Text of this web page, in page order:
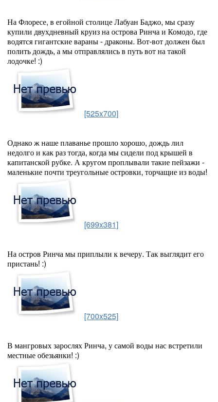
На Флоресе, в егойной столице Лабуан Баджо, мы сразу
купили двухдневный круиз на острова Ринча и Комодо, где
водятся гигантские вараны - драконы. Вот-вот должен был
полить дождь, а мы отправлялись в путь вот на такой
лодочке! :)
[525x700]
Однако ж наше плаванье прошло хорошо, дождь лил
недолго и как раз тогда, когда мы сидели под крышей в
капитанской рубке. А кругом проплывали такие пейзажи -
маленькие почти треугольные островки, торчащие из воды!
[699x381]
На остров Ринча мы приплыли к вечеру. Так выглядит его
пристань! :)
[700x525]
В мангровых зарослях Ринча, у самой воды нас встретили
местные обезьянки! :)